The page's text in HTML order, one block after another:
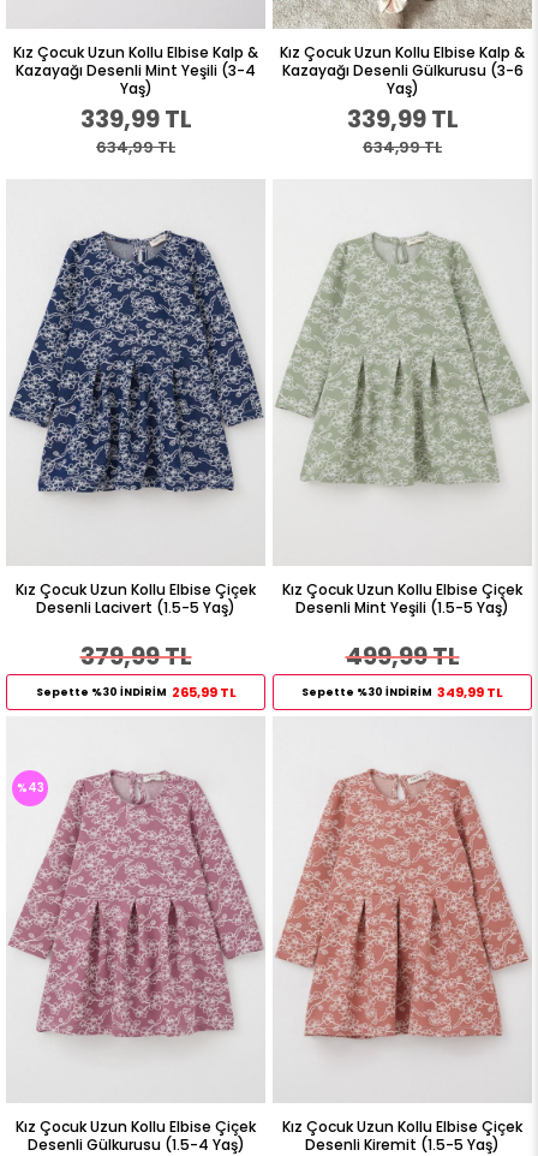
Kız Çocuk Uzun Kollu Elbise Kalp &
Kazayağı Desenli Mint Yeşili (3-4
Yaş)
339,99 TL
634,99 TL
Kız Çocuk Uzun Kollu Elbise Kalp &
Kazayağı Desenli Gülkurusu (3-6
Yaş)
339,99 TL
634,99 TL
Kız Çocuk Uzun Kollu Elbise Çiçek
Desenli Lacivert (1.5-5 Yaş)
379,99 TL
Sepette %30 İNDİRİM 265,99 TL
Kız Çocuk Uzun Kollu Elbise Çiçek
Desenli Mint Yeşili (1.5-5 Yaş)
499,99 TL
Sepette %30 İNDİRİM 349,99 TL
Kız Çocuk Uzun Kollu Elbise Çiçek
Desenli Gülkurusu (1.5-4 Yaş)
%43
Kız Çocuk Uzun Kollu Elbise Çiçek
Desenli Kiremit (1.5-5 Yaş)